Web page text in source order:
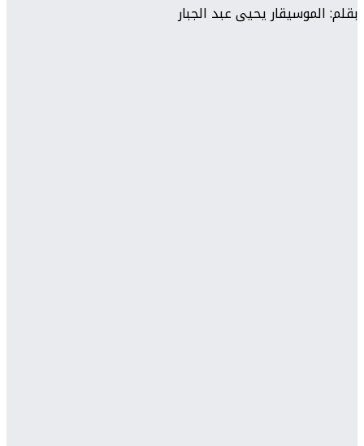
بقلم: الموسيقار يحيى عبد الجبار